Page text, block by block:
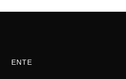
ENTE